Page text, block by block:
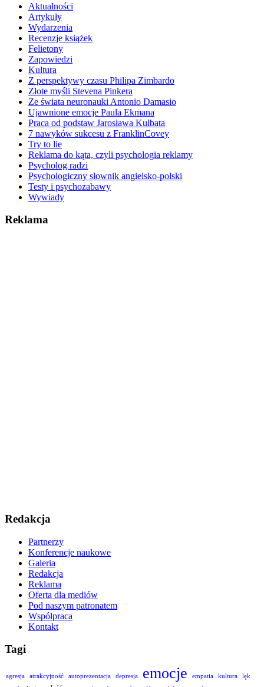
Aktualności
Artykuły
Wydarzenia
Recenzje książek
Felietony
Zapowiedzi
Kultura
Z perspektywy czasu Philipa Zimbardo
Złote myśli Stevena Pinkera
Ze świata neuronauki Antonio Damasio
Ujawnione emocje Paula Ekmana
Praca od podstaw Jarosława Kulbata
7 nawyków sukcesu z FranklinCovey
Try to lie
Reklama do kąta, czyli psychologia reklamy
Psycholog radzi
Psychologiczny słownik angielsko-polski
Testy i psychozabawy
Wywiady
Reklama
Redakcja
Partnerzy
Konferencje naukowe
Galeria
Redakcja
Reklama
Oferta dla mediów
Pod naszym patronatem
Współpraca
Kontakt
Tagi
agresja atrakcyjność autoprezentacja depresja emocje empatia kultura
lęk